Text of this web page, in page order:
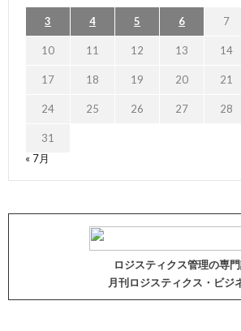
3 4 5 6 7
10 11 12 13 14
17 18 19 20 21
24 25 26 27 28
31
« 7月
ロジスティクス管理の専
月刊ロジスティクス・ビジ